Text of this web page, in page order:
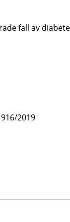
fall av
2019